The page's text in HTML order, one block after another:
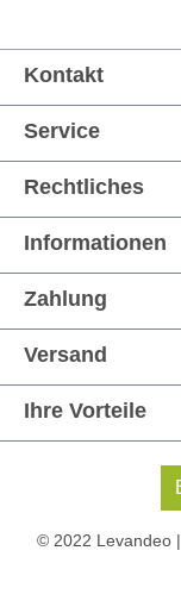
Kontakt
Service
Rechtliches
Informationen
Zahlung
Versand
Ihre Vorteile
© 2022 Levandeo